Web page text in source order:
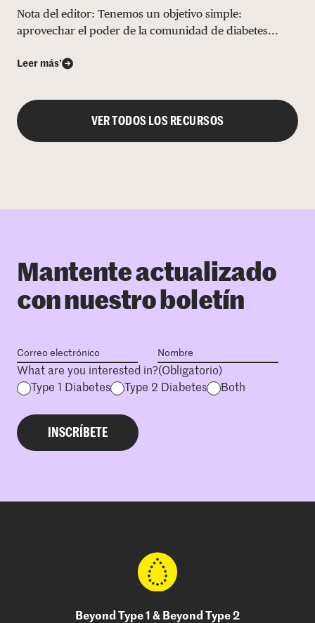
Nota del editor: Tenemos un objetivo simple:
aprovechar el poder de la comunidad de diabetes...
Leer más’
VER TODOS LOS RECURSOS
Mantente actualizado
con nuestro boletín
What are you interested in?(Obligatorio)
Type 1 Diabetes
Type 2 Diabetes Both
Beyond Type 1 & Beyond Type 2